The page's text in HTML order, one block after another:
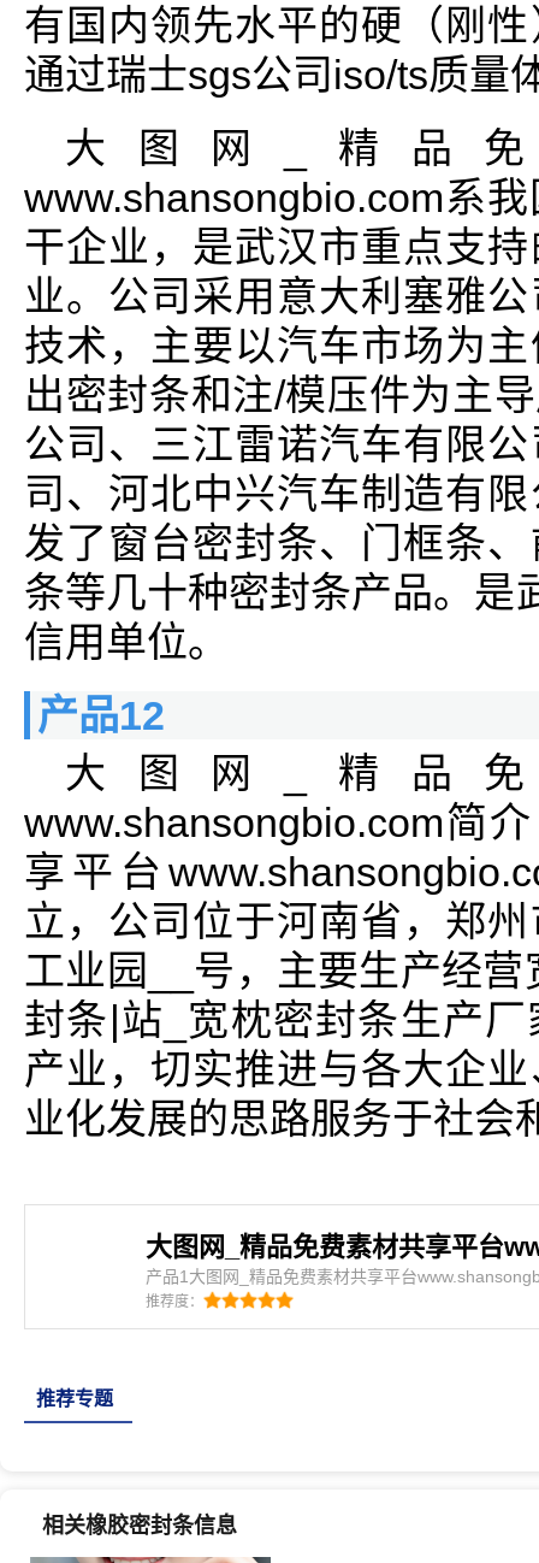
有国内领先水平的硬（刚
通过瑞士sgs公司iso/ts质量
大图网_精品
www.shansongbio.com系
干企业，是武汉市重点支
业。公司采用意大利塞雅
技术，主要以汽车市场为
出密封条和注/模压件为主
公司、三江雷诺汽车有限
司、河北中兴汽车制造有
发了窗台密封条、门框条
条等几十种密封条产品。是
信用单位。
产品12
大图网_精品
www.shansongbio.com简
享平台
立，公司位于河南省，郑
工业园__号，主要生产经
封条|站_宽枕密封条生产
产业，切实推进与各大企
业化发展的思路服务于社会
产品1大图网_精品免费素材共享平台
素材共享平台www.shansongbio.com是密封条、三
密封条、集装箱密封条、橡塑密封条、建筑门窗密
推荐度：
推荐专题
相关橡胶密封条信息